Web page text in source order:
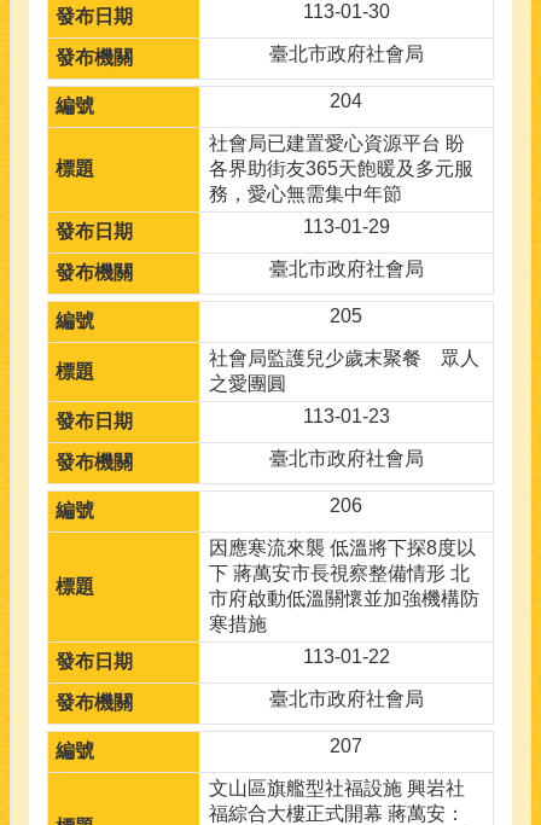
113-01-30
臺北市政府社會局
204
社會局已建置愛心資源平台 盼
各界助街友365天飽暖及多元服
務，愛心無需集中年節
113-01-29
臺北市政府社會局
205
社會局監護兒少歲末聚餐 眾人
之愛團圓
113-01-23
臺北市政府社會局
206
因應寒流來襲 低溫將下探8度以
下 蔣萬安市長視察整備情形 北
市府啟動低溫關懷並加強機構防
寒措施
113-01-22
臺北市政府社會局
207
文山區旗艦型社福設施 興岩社
福綜合大樓正式開幕 蔣萬安：